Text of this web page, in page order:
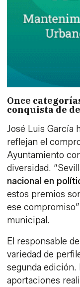
Once
conquista de
José Luis García
reflejan el
Ayuntamiento
diversidad.
nacional en
estos premios
ese
municipal.
El responsable
variedad de
segunda edición.
aportaciones